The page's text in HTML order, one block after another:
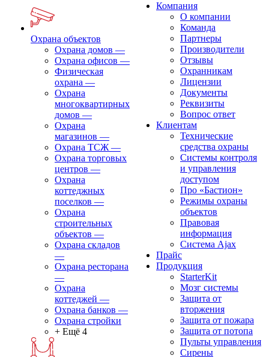
Охрана объектов
Охрана домов —
Охрана офисов —
Физическая
охрана —
Охрана
многоквартирных
домов —
Охрана
магазинов —
Охрана ТСЖ —
Охрана торговых
центров —
Охрана
коттеджных
поселков —
Охрана
строительных
объектов —
Охрана складов
—
Охрана ресторана
—
Охрана
коттеджей —
Охрана банков —
Охрана стройки
+ Ещё 4
Компания
О компании
Команда
Партнеры
Производители
Отзывы
Охранникам
Лицензии
Документы
Реквизиты
Вопрос ответ
Клиентам
Технические
средства охраны
Системы контроля
и управления
доступом
Про «Бастион»
Режимы охраны
объектов
Правовая
информация
Сиcтема Ajax
Прайс
Продукция
StarterKit
Мозг системы
Защита от
вторжения
Защита от пожара
Защита от потопа
Пульты управления
Сирены